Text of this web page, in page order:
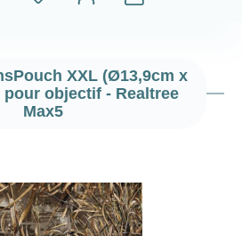
Le panier
XXL (Ø13,9cm x
pour objectif - Realtree
Max5